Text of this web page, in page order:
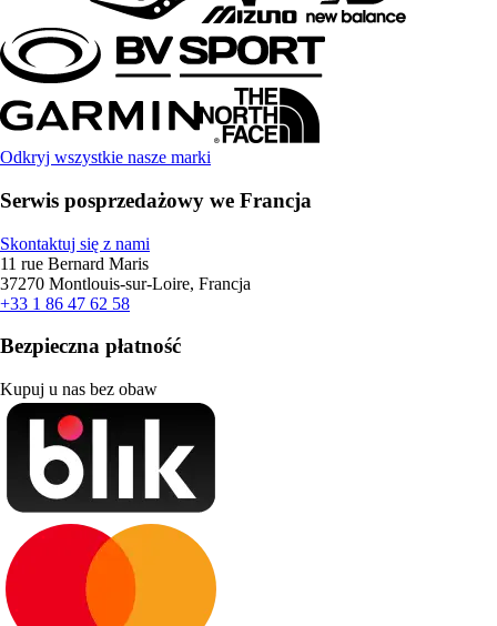
Odkryj wszystkie nasze marki
Serwis posprzedażowy we Francja
Skontaktuj się z nami
11 rue Bernard Maris
37270 Montlouis-sur-Loire, Francja
+33 1 86 47 62 58
Bezpieczna płatność
Kupuj u nas bez obaw